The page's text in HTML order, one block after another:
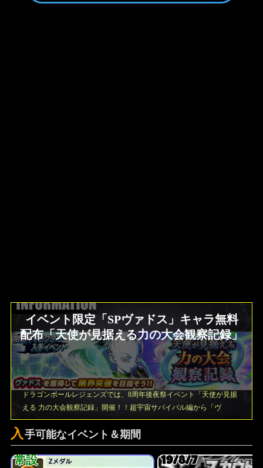
イベント限定「SPヴァドス」キャラ無料
配布「天使が見据える力の大会観察記録」
ドラゴンボールレジェンズでは、8周年後夜祭イベント「天使が見据
える 力の大会観察記録」開催！！超宇宙サバイバル編から「ヴ
入 手可能なイベント＆期間
常設 19/8/7